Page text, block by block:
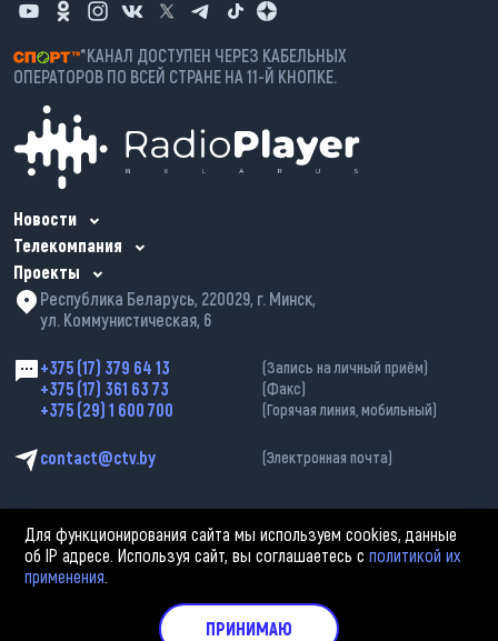
*КАНАЛ ДОСТУПЕН ЧЕРЕЗ КАБЕЛЬНЫХ
ОПЕРАТОРОВ ПО ВСЕЙ СТРАНЕ НА 11-Й КНОПКЕ.
Новости
Телекомпания
Проекты
Республика Беларусь, 220029, г. Минск,
ул. Коммунистическая, 6
+375 (17) 379 64 13 (Запись на личный приём)
+375 (17) 361 63 73 (Факс)
+375 (29) 1 600 700 (Горячая линия, мобильный)
contact@ctv.by (Электронная почта)
2002—2026 © ЗАО «Столичное телевидение». При любом использовании
материалов активная гиперссылка на «belarus-news.by» обязательна.
Политика обработки персональных данных
Для функционирования сайта мы используем cookies, данные
об IP адресе. Используя сайт, вы соглашаетесь сполитикой их
применения.
ПРИНИМАЮ